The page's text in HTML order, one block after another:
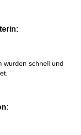
wurden schnell und